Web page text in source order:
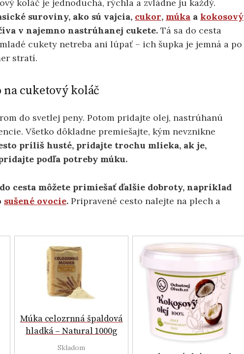
koláč je jednoduchá, rýchla a zvládne ju každý.
suroviny, ako sú vajcia, cukor, múka a kokosový
v najemno nastrúhanej cukete. Tá sa do cesta
cukety netreba ani lúpať – ich šupka je jemná a po
stratí.
cuketový koláč
do svetlej peny. Potom pridajte olej, nastrúhanú
Všetko dôkladne premiešajte, kým nevznikne
príliš husté, pridajte trochu mlieka, ak je,
podľa potreby múku.
cesta môžete primiešať ďalšie dobroty, napríklad
sušené ovocie. Pripravené cesto nalejte na plech a
Múka celozrnná špaldová
hladká – Natural 1000g
Skladom